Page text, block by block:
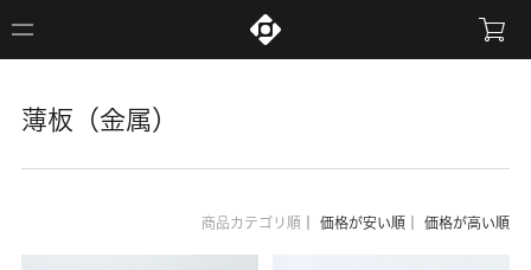
薄板（金属）
商品カテゴリ順 価格が安い順 価格が高い順